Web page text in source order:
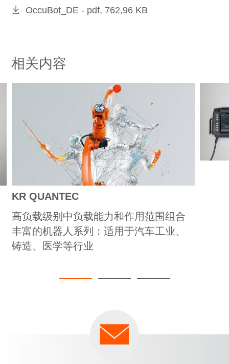
OccuBot_DE - pdf, 762,96 KB
相关内容
KR QUANTEC
高负载级别中负载能力和作用范围组合
丰富的机器人系列：适用于汽车工业、
铸造、医学等行业